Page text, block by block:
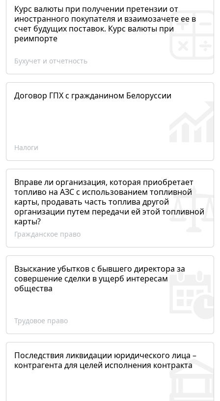
Курс валюты при получении претензии от
иностранного покупателя и взаимозачете ее в
счет будущих поставок. Курс валюты при
реимпорте
Бухучет и отчетность
Договор ГПХ с гражданином Белоруссии
Налоги
Вправе ли организация, которая приобретает
топливо на АЗС с использованием топливной
карты, продавать часть топлива другой
организации путем передачи ей этой топливной
карты?
Гражданское право
Взыскание убытков с бывшего директора за
совершение сделки в ущерб интересам
общества
Трудовое право
Последствия ликвидации юридического лица –
контрагента для целей исполнения контракта